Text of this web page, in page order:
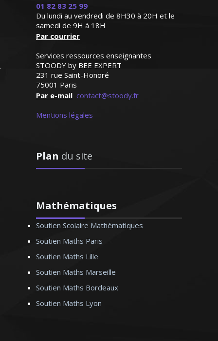
Madame C.K (Verneuil sur
Seine, élève en primaire)
particuliers d’anglais pour tous les
niveaux. Le bon relationnel, la
pédagogie basée sur le dialogue sont
propice à l’apprentissage
Que ce soit le français ou le français
FLE (enseignement pour les étrangers
nombreuses années. Ponctuelle, à
l’écoute et méthodique, je sais encadrer
mes élèves et les motiver dans leur
apprentissage de la langue de Molière
Madame V. Anne-Marie –
01 82 83 25 99
Du lundi au vendredi de 8H30 à 20H et le
samedi de 9H à 18H
Par courrier
Services ressources enseignantes
STOODY by BEE EXPERT
231 rue Saint-Honoré
75001 Paris
Par e-mail contact@stoody.fr
Mentions légales
Plan du site
Mathématiques
Soutien Scolaire Mathématiques
Soutien Maths Paris
Soutien Maths Lille
Soutien Maths Marseille
Soutien Maths Bordeaux
Soutien Maths Lyon